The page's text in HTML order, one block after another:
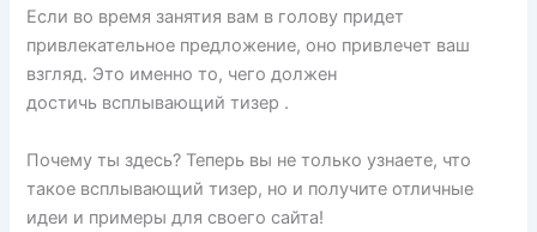
Если во время занятия вам в голову придет
привлекательное предложение, оно привлечет ваш
взгляд. Это именно то, чего должен
достичь всплывающий тизер .
Почему ты здесь? Теперь вы не только узнаете, что
такое всплывающий тизер, но и получите отличные
идеи и примеры для своего сайта!